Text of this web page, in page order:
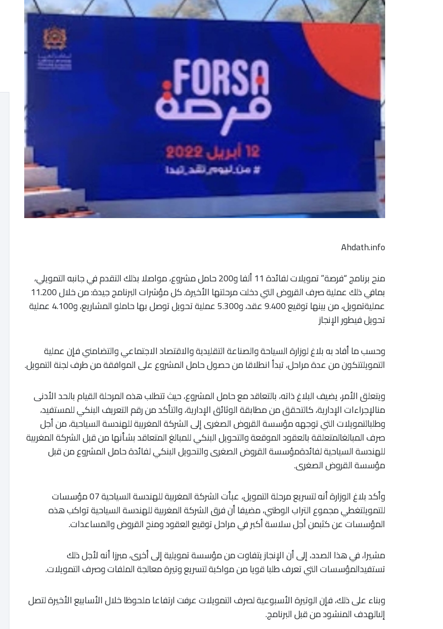
Ahdath.info
منح برنامج “فرصة” تمويلات لفائدة 11 ألفا و200 حامل مشروع، مواصلا بذلك التقدم في جانبه التمويلي،
بمافي ذلك عملية صرف القروض التي دخلت مرحلتها الأخيرة. كل مؤشرات البرنامج جيدة: من خلال 11.200
عمليةتمويل، من بينها توقيع 9.400 عقد، و5.300 عملية تحويل توصل بها حاملو المشاريع، و4.100 عملية
تحويل فيطور الإنجاز
وحسب ما أفاد به بلاغ لوزارة السياحة والصناعة التقليدية والاقتصاد الاجتماعي والتضامني فإن عملية
التمويلتتكون من عدة مراحل، تبدأ انطلاقا من حصول حامل المشروع على الموافقة من طرف لجنة التمويل.
ويتعلق الأمر، يضيف البلاغ ذاته، بالتعاقد مع حامل المشروع، حيث تتطلب هذه المرحلة القيام بالحد الأدنى
منالإجراءات الإدارية، كالتحقق من مطابقة الوثائق الإدارية، والتأكد من رقم التعريف البنكي للمستفيد،
وطلبالتمويلات التي توجهه مؤسسة القروض الصغرى إلى الشركة المغربية للهندسة السياحية، من أجل
صرف المبالغالمتعلقة بالعقود الموقعة والتحويل البنكي للمبالغ المتعاقد بشأنها من قبل الشركة المغربية
للهندسة السياحية لفائدةمؤسسة القروض الصغرى والتحويل البنكي لفائدة حامل المشروع من قبل
مؤسسة القروض الصغرى.
وأكد بلاغ الوزارة أنه لتسريع مرحلة التمويل، عبأت الشركة المغربية للهندسة السياحية 07 مؤسسات
للتمويلتغطي مجموع التراب الوطني، مضيفا أن فرق الشركة المغربية للهندسة السياحية تواكب هذه
المؤسسات عن كثبمن أجل سلاسة أكبر في مراحل توقيع العقود ومنح القروض والمساعدات.
مشيرا، في هذا الصدد، إلى أن الإنجاز يتفاوت من مؤسسة تمويلية إلى أخرى، مبرزا أنه لأجل ذلك
تستفيدالمؤسسات التي تعرف طلبا قويا من مواكبة لتسريع وتيرة معالجة الملفات وصرف التمويلات.
وبناء على ذلك، فإن الوتيرة الأسبوعية لصرف التمويلات عرفت ارتفاعا ملحوظا خلال الأسابيع الأخيرة لتصل
إلىالهدف المنشود من قبل البرنامج.